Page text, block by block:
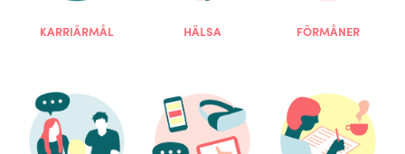
KARRIÄRMÅL HÄLSA FÖRMÅNER